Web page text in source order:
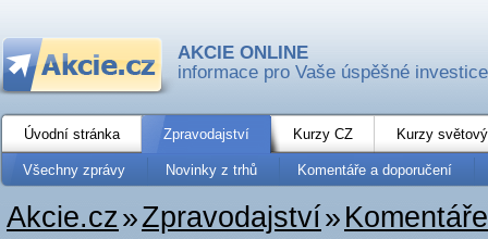
AKCIE ONLINE
informace pro Vaše úspěšné investice
Úvodní stránka Zpravodajství Kurzy CZ Kurzy
Všechny zprávy Novinky z trhů Komentáře a doporučení
Akcie.cz»Zpravodajství»